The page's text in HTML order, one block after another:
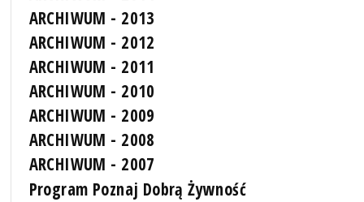
ARCHIWUM - 2013
ARCHIWUM - 2012
ARCHIWUM - 2011
ARCHIWUM - 2010
ARCHIWUM - 2009
ARCHIWUM - 2008
ARCHIWUM - 2007
Program Poznaj Dobrą Żywność